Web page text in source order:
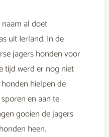
naam al doet
uit Ierland. In de
jagers honden voor
tijd werd er nog niet
hielpen de
en aan te
gooien de jagers
heen.